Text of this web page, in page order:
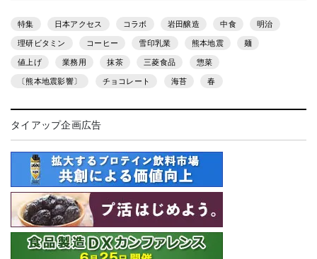
特集 日本アクセス コラボ 岩田醸造 中食 明治
理研ビタミン コーヒー 雪印乳業 熊本地震 麺
値上げ 業務用 抹茶 三菱食品 惣菜
〔熊本地震影響〕 チョコレート 海苔 春
タイアップ企画広告